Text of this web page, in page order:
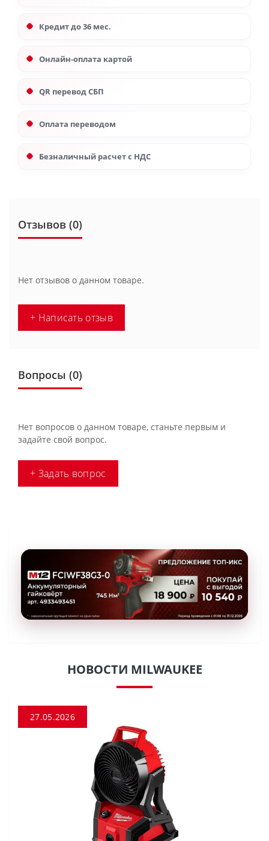
Кредит до 36 мес.
Онлайн-оплата картой
QR перевод СБП
Оплата переводом
Безналичный расчет с НДС
Отзывов (0)
Нет отзывов о данном товаре.
+ Написать отзыв
Вопросы (0)
Нет вопросов о данном товаре, станьте первым и
задайте свой вопрос.
+ Задать вопрос
НОВОСТИ MILWAUKEE
27.05.2026